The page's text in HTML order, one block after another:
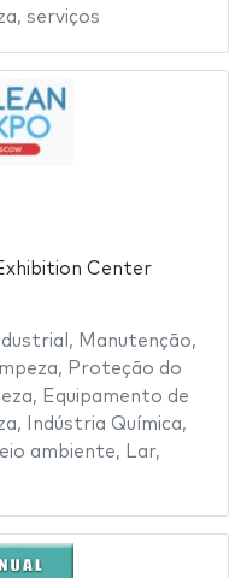
, serviços
Center
, Manutenção,
, Proteção do
, Equipamento de
, Indústria Química,
ambiente, Lar,